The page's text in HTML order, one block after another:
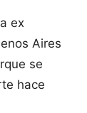
ex
Aires
se
hace